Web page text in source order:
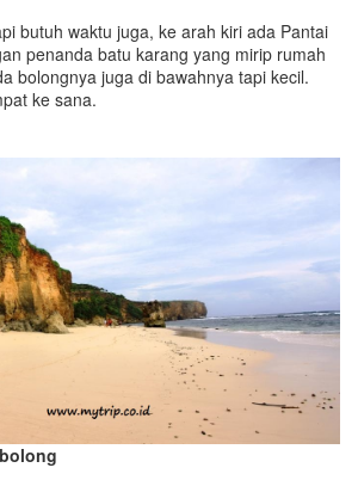
butuh waktu juga, ke arah kiri ada Pantai
penanda batu karang yang mirip rumah
bolongnya juga di bawahnya tapi kecil.
ke sana.